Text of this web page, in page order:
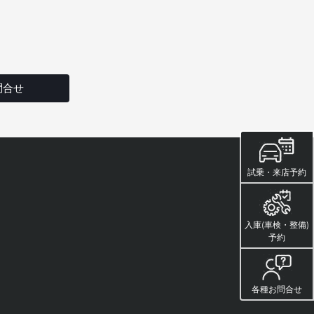
試乗・来店予約
入庫(車検・整備)
予約
各種お問合せ
合せ